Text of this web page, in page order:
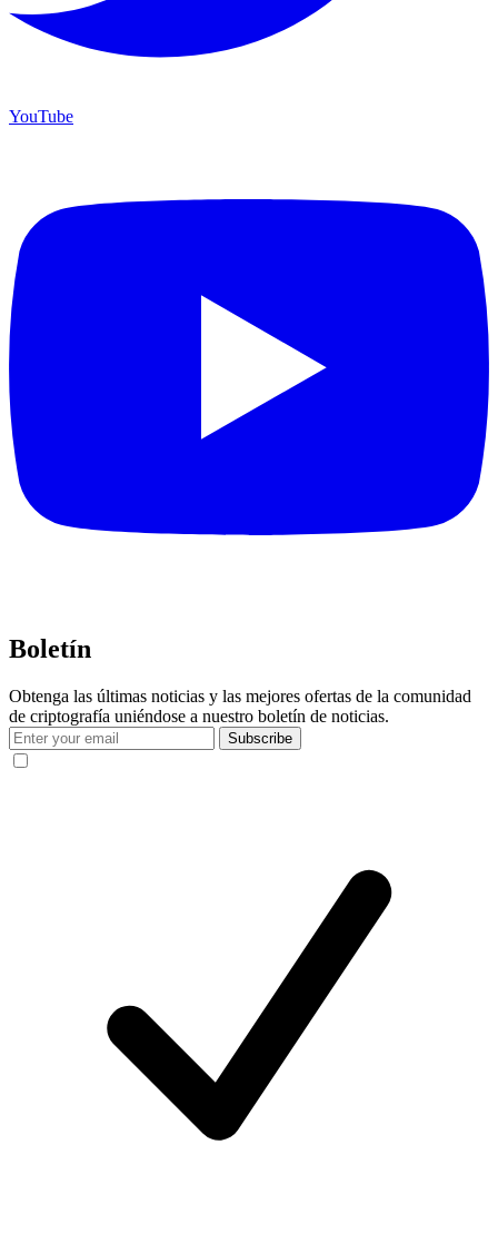
YouTube
Boletín
Obtenga las últimas noticias y las mejores ofertas de la comunidad
de criptografía uniéndose a nuestro boletín de noticias.
Subscribe